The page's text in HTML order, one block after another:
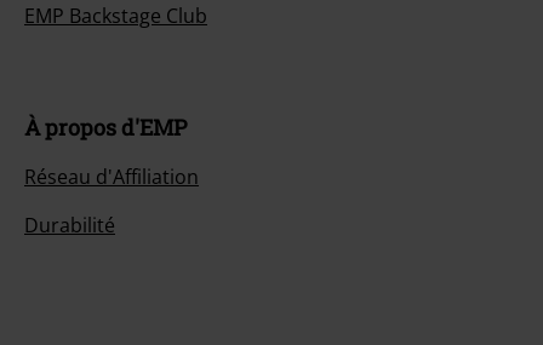
EMP Backstage Club
À propos d'EMP
Réseau d'Affiliation
Durabilité